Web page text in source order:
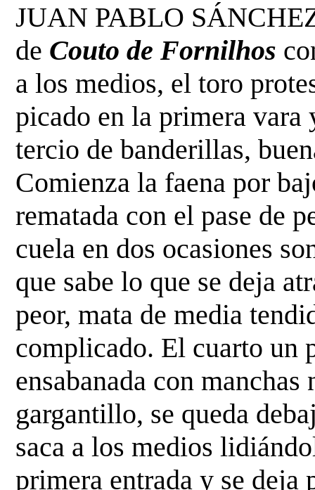
JUAN PABLO
de Couto de Fornilhos
a los medios, el toro
picado en la primera
tercio de banderillas,
Comienza la faena por
rematada con el pase de
cuela en dos ocasiones
que sabe lo que se deja
peor, mata de media
complicado. El cuarto un
ensabanada con
gargantillo, se queda
saca a los medios
primera entrada y se deja